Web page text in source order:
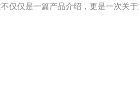
仅仅是一篇产品介绍，更是一次关